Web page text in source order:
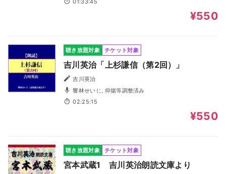
01:33:45
¥550
聴き放題対象 チケット対象
吉川英治「上杉謙信（第2回）」
吉川英治
響林せいじ, 抑揚等調整済み
02:25:15
¥550
聴き放題対象 チケット対象
宮本武蔵1 吉川英治朗読文庫より